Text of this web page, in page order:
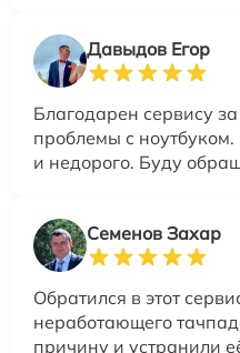
Давыдов Егор
Благодарен сервису
проблемы с
и недорого. Буду
Семенов Захар
Обратился в этот
неработающего
причину и устранили